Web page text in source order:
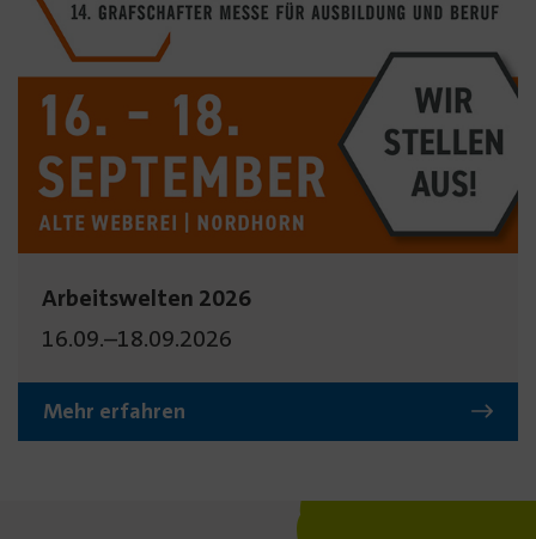
Arbeitswelten 2026
16.09.–18.09.2026
Mehr erfahren